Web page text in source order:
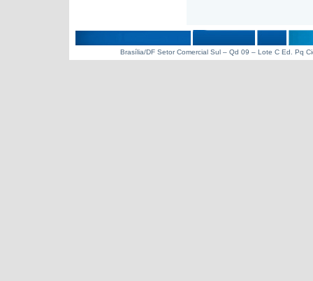
Brasília/DF Setor Comercial Sul – Qd 09 – Lote C Ed. Pq